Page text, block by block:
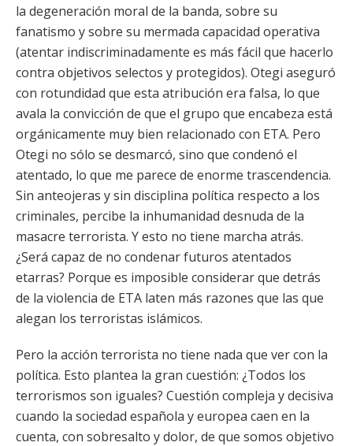
la degeneración moral de la banda, sobre su
fanatismo y sobre su mermada capacidad operativa
(atentar indiscriminadamente es más fácil que hacerlo
contra objetivos selectos y protegidos). Otegi aseguró
con rotundidad que esta atribución era falsa, lo que
avala la convicción de que el grupo que encabeza está
orgánicamente muy bien relacionado con ETA. Pero
Otegi no sólo se desmarcó, sino que condenó el
atentado, lo que me parece de enorme trascendencia.
Sin anteojeras y sin disciplina política respecto a los
criminales, percibe la inhumanidad desnuda de la
masacre terrorista. Y esto no tiene marcha atrás.
¿Será capaz de no condenar futuros atentados
etarras? Porque es imposible considerar que detrás
de la violencia de ETA laten más razones que las que
alegan los terroristas islámicos.
Pero la acción terrorista no tiene nada que ver con la
política. Esto plantea la gran cuestión: ¿Todos los
terrorismos son iguales? Cuestión compleja y decisiva
cuando la sociedad española y europea caen en la
cuenta, con sobresalto y dolor, de que somos objetivo